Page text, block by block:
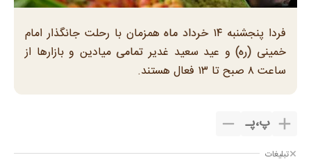
فردا پنجشنبه ۱۴ خرداد ماه همزمان با رحلت جانگذار امام
خمینی (ره) و عید سعید غدیر تمامی میادین و بازارها از
ساعت ۸ صبح تا ۱۳ فعال هستند.
پ،پـ
تبلیغات